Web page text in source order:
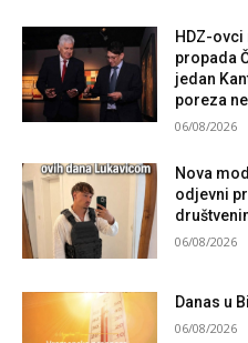
HDZ-ovci
propada
jedan
poreza
06/08/2026
Nova
odjevni
06/08/2026
Danas u
06/08/2026